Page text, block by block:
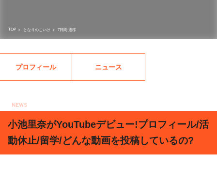
TOP > となりのこいけ > 7日間 遷移
プロフィール ニュース
NEWS
小池里奈がYouTubeデビュー!プロフィール/活
動休止/留学/どんな動画を投稿しているの?